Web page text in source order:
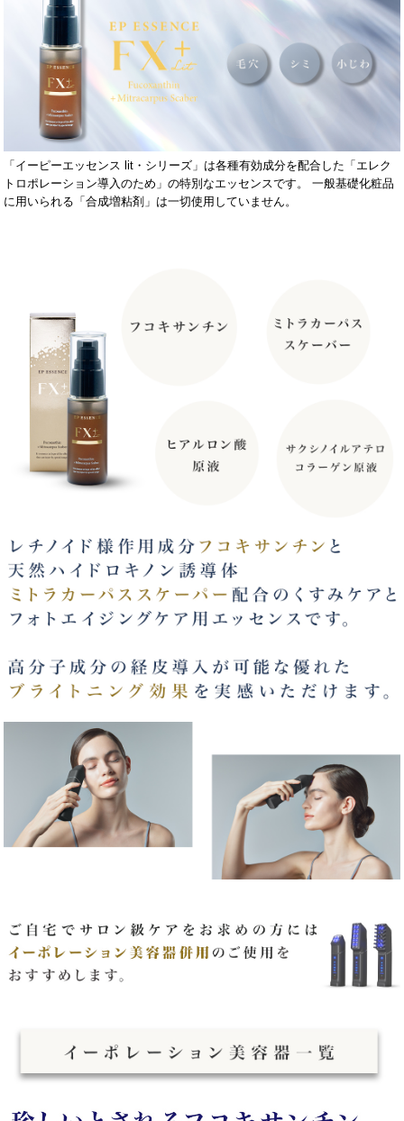
「イーピーエッセンス lit・シリーズ」は各種有効成分を配合した「エレク
トロポレーション導入のため」の特別なエッセンスです。 一般基礎化粧品
に用いられる「合成増粘剤」は一切使用していません。